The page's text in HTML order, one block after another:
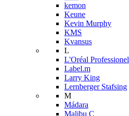
kemon
Keune
Kevin Murphy
KMS
Kvansus
L
L'Oréal Professionel
Label.m
Larry King
Lernberger Stafsing
M
Mádara
Malibu C